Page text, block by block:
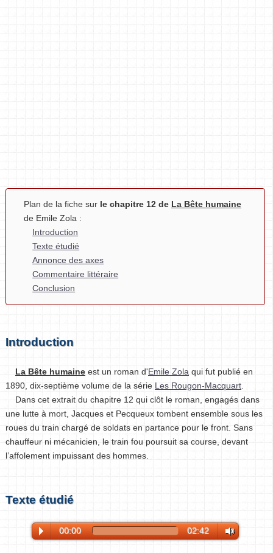
Plan de la fiche sur le chapitre 12 de La Bête humaine
de Emile Zola :
Introduction
Texte étudié
Annonce des axes
Commentaire littéraire
Conclusion
Introduction
La Bête humaine est un roman d'Emile Zola qui fut publié en
1890, dix-septième volume de la série Les Rougon-Macquart
Dans cet extrait du chapitre 12 qui clôt le roman, engagés dans
une lutte à mort, Jacques et Pecqueux tombent ensemble sous les
roues du train chargé de soldats en partance pour le front. Sans
chauffeur ni mécanicien, le train fou poursuit sa course, devant
l’affolement impuissant des hommes.
Texte étudié
00:00 02:42